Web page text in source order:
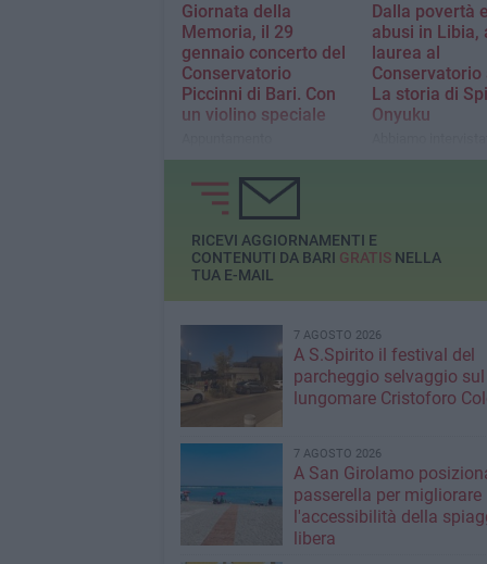
Giornata della
Memoria, il 29
gennaio concerto del
Conservatorio
Piccinni di Bari. Con
un violino speciale
nell'Auditorium Nino Rota:
sarà utilizzato per la prima
volta il "Violino Manzi"
recuperato a Dachau
Dalla povertà
abusi in Libia,
laurea al
Conservatorio
La storia di
Onyuku
giovane musicista
RICEVI AGGIORNAMENTI E
CONTENUTI DA BARI GRATISNELLA
TUA E-MAIL
7 AGOSTO 2026
A S.Spirito il festival del
parcheggio selvaggio sul
lungomare Cristoforo
7 AGOSTO 2026
A San Girolamo
passerella per migliorare
l'accessibilità della
libera